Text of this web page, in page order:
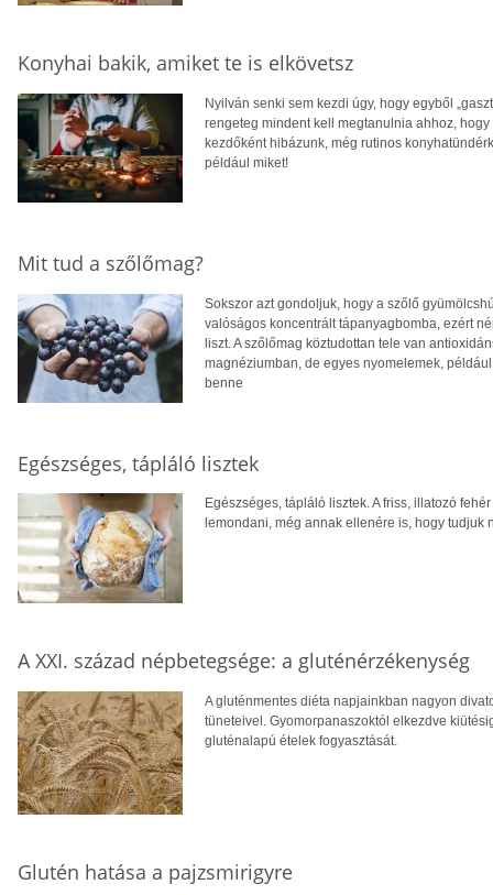
Konyhai bakik, amiket te is elkövetsz
Nyilván senki sem kezdi úgy, hogy egyből
rengeteg mindent kell megtanulnia ahhoz,
kezdőként hibázunk, még rutinos
például miket!
Mit tud a szőlőmag?
Sokszor azt gondoljuk, hogy a szőlő
valóságos koncentrált tápanyagbomba, ezért
liszt. A szőlőmag köztudottan tele van
magnéziumban, de egyes nyomelemek,
benne
Egészséges, tápláló lisztek
Egészséges, tápláló lisztek. A friss, illatozó
lemondani, még annak ellenére is, hogy tudjuk
A XXI. század népbetegsége: a gluténérzékenység
A gluténmentes diéta napjainkban nagyon
tüneteivel. Gyomorpanaszoktól elkezdve
gluténalapú ételek fogyasztását.
Glutén hatása a pajzsmirigyre